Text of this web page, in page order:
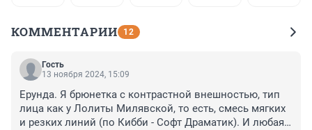
КОММЕНТАРИИ 12
Гость
13 ноября 2024, 15:09
Ерунда. Я брюнетка с контрастной внешностью, тип
лица как у Лолиты Милявской, то есть, смесь мягких
и резких линий (по Кибби - Софт Драматик). И любая